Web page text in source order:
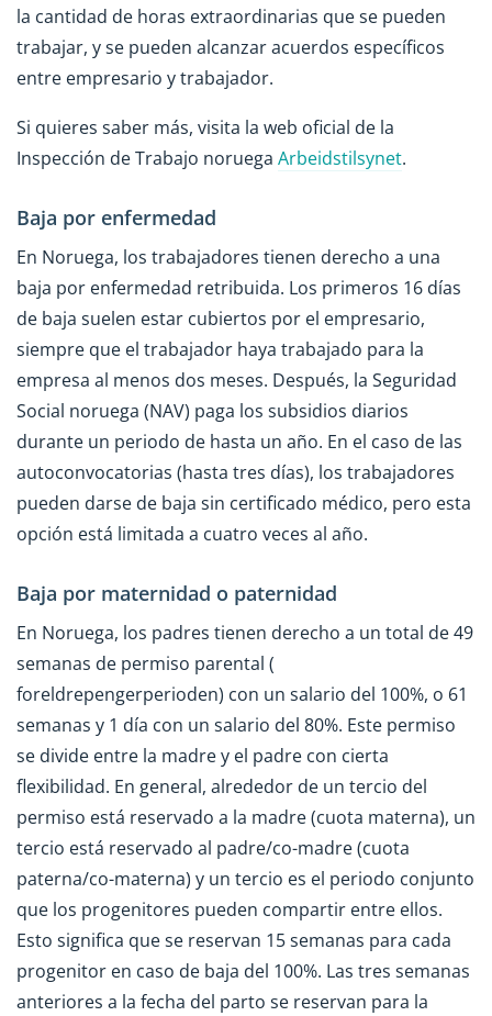
la cantidad de horas extraordinarias que se pueden
trabajar, y se pueden alcanzar acuerdos específicos
entre empresario y trabajador.
Si quieres saber más, visita la web oficial de la
Inspección de Trabajo noruega Arbeidstilsynet.
Baja por enfermedad
En Noruega, los trabajadores tienen derecho a una
baja por enfermedad retribuida. Los primeros 16 días
de baja suelen estar cubiertos por el empresario,
siempre que el trabajador haya trabajado para la
empresa al menos dos meses. Después, la Seguridad
Social noruega (NAV) paga los subsidios diarios
durante un periodo de hasta un año. En el caso de las
autoconvocatorias (hasta tres días), los trabajadores
pueden darse de baja sin certificado médico, pero esta
opción está limitada a cuatro veces al año.
Baja por maternidad o paternidad
En Noruega, los padres tienen derecho a un total de 49
semanas de permiso parental (
foreldrepengerperioden) con un salario del 100%, o 61
semanas y 1 día con un salario del 80%. Este permiso
se divide entre la madre y el padre con cierta
flexibilidad. En general, alrededor de un tercio del
permiso está reservado a la madre (cuota materna), un
tercio está reservado al padre/co-madre (cuota
paterna/co-materna) y un tercio es el periodo conjunto
que los progenitores pueden compartir entre ellos.
Esto significa que se reservan 15 semanas para cada
progenitor en caso de baja del 100%. Las tres semanas
anteriores a la fecha del parto se reservan para la